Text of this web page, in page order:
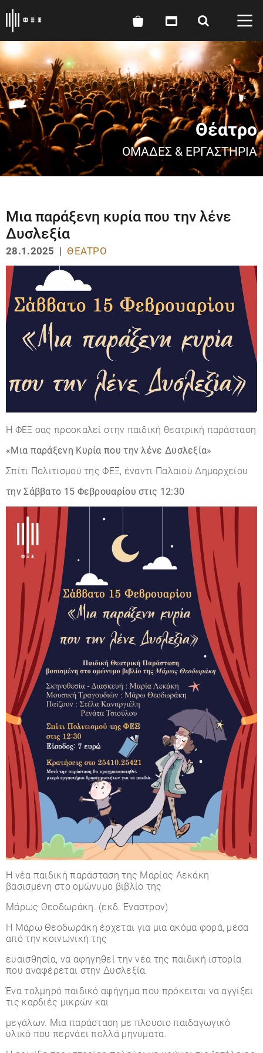
Θέατρο
ΟΜΆΔΕΣ & ΕΡΓΑΣΤΉΡΙΑ
Μια παράξενη κυρία που την λένε
Δυσλεξία
28.1.2025 |ΘΈΑΤΡΟ
Η ΦΕΞ σας προσκαλεί στην παιδική θεατρική παράσταση
«Μια παράξενη Κυρία που την λένε Δυσλεξία»
Σπίτι Πολιτισμού της ΦΕΞ, έναντι Παλαιού Δημαρχείου
την Σάββατο 15 Φεβρουαρίου στις 12:30
Η νέα παιδική παράσταση της Μαρίας Λεκάκη
βασισμένη στο ομώνυμο βιβλίο της
Μάρως Θεοδωράκη. (εκδ. Έναστρον)
Η Μάρω Θεοδωράκη έρχεται για μια ακόμα φορά, μέσα
από την κοινωνική της
ευαισθησία, να αφηγηθεί την νέα της παιδική ιστορία
που αναφέρεται στην Δυσλεξία.
Ένα τολμηρό παιδικό αφήγημα που πρόκειται να αγγίξει
τις καρδιές μικρών και
μεγάλων. Μια παράσταση με πλούσιο παιδαγωγικό
υλικό που περνάει πολλά μηνύματα.